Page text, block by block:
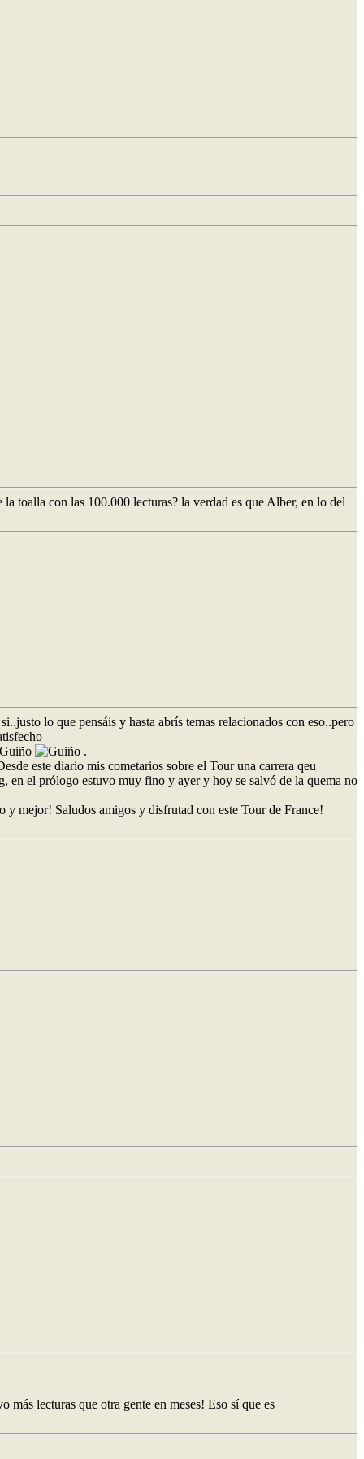
toalla con las 100.000 lecturas? la verdad es que Alber, en lo del
lo que pensáis y hasta abrís temas relacionados con eso..pero
.
este diario mis cometarios sobre el Tour una carrera qeu
en el prólogo estuvo muy fino y ayer y hoy se salvó de la quema no
y mejor! Saludos amigos y disfrutad con este Tour de France!
lecturas que otra gente en meses! Eso sí que es